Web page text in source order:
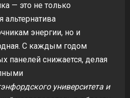
— это не только
альтернатива
энергии, но и
С каждым годом
панелей снижается, делая
университета и